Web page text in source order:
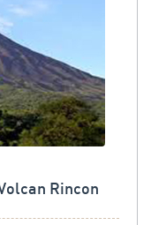
Rincon